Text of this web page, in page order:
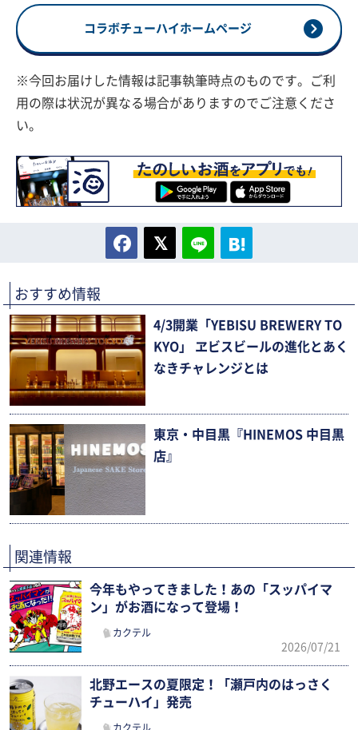
コラボチューハイホームページ
※今回お届けした情報は記事執筆時点のものです。ご利
用の際は状況が異なる場合がありますのでご注意くださ
い。
おすすめ情報
4/3開業「YEBISU BREWERY TO
KYO」 ヱビスビールの進化とあく
なきチャレンジとは
東京・中目黒『HINEMOS 中目黒
店』
関連情報
今年もやってきました！あの「スッパイマ
ン」がお酒になって登場！
カクテル
2026/07/21
北野エースの夏限定！「瀬戸内のはっさく
チューハイ」発売
カクテル